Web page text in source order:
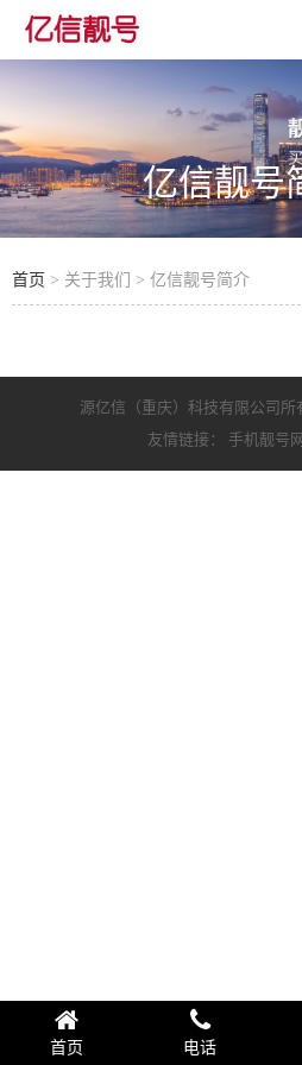
亿信靓号
首页 > 关于我们 > 亿信靓号简介
源亿信（重庆）科技有限公司
友情链接： 手机靓号网
首页 电话